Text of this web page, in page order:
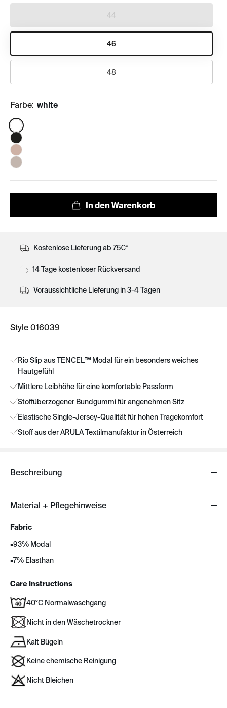
44
46
48
Farbe: white
Color:
Kostenlose Lieferung ab 75€*
14 Tage kostenloser Rückversand
Voraussichtliche Lieferung in 3-4 Tagen
Style 016039
Rio Slip aus TENCEL™ Modal für ein besonders weiches
Hautgefühl
Mittlere Leibhöhe für eine komfortable Passform
Stoffüberzogener Bundgummi für angenehmen Sitz
Elastische Single-Jersey-Qualität für hohen Tragekomfort
Stoff aus der ARULA Textilmanufaktur in Österreich
Beschreibung
Material + Pflegehinweise
Fabric
•93% Modal
•7% Elasthan
Care Instructions
40°C Normalwaschgang
Nicht in den Wäschetrockner
Kalt Bügeln
Keine chemische Reinigung
Nicht Bleichen